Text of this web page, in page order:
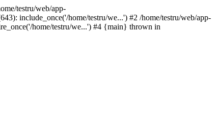
testru/web/app-
include_once('/home/testru/we...') #2 /home/testru/web/app-
home/testru/we...') #4 {main} thrown in